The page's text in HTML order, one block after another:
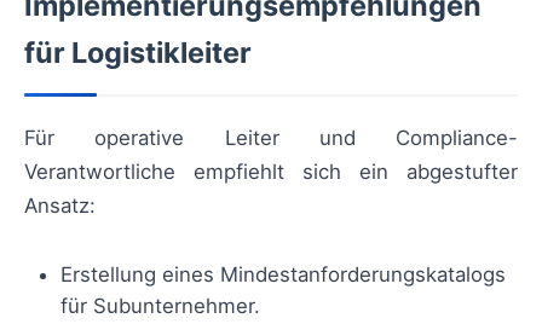
für Logistikleiter
Für operative Leiter und Compliance-
Verantwortliche empfiehlt sich ein abgestufter
Ansatz:
Erstellung eines Mindestanforderungskatalogs
für Subunternehmer.